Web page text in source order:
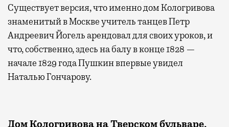
Существует версия, что именно дом Кологривова
знаменитый в Москве учитель танцев Петр
Андреевич Йогель арендовал для своих уроков, и
что, собственно, здесь на балу в конце 1828 —
начале 1829 года Пушкин впервые увидел
Наталью Гончарову.
Дом Кологривова на Тверском бульваре,